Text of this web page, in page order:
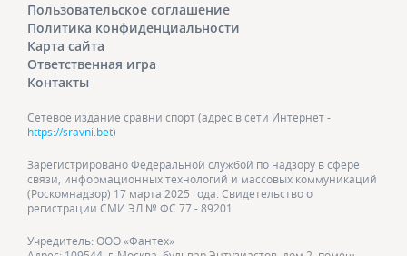
Пользовательское соглашение
Политика конфиденциальности
Карта сайта
Ответственная игра
Контакты
Сетевое издание сравни спорт (адрес в сети Интернет -
https://sravni.bet)
Зарегистрировано Федеральной службой по надзору в сфере
связи, информационных технологий и массовых коммуникаций
(Роскомнадзор) 17 марта 2025 года. Свидетельство о
регистрации СМИ ЭЛ № ФС 77 - 89201
Учредитель: ООО «Фантех»